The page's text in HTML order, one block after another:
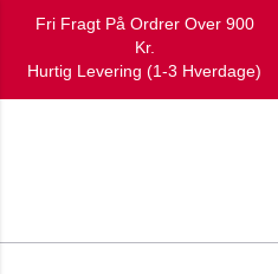
Fri Fragt På Ordrer Over 900
Kr.
Hurtig Levering (1-3 Hverdage)